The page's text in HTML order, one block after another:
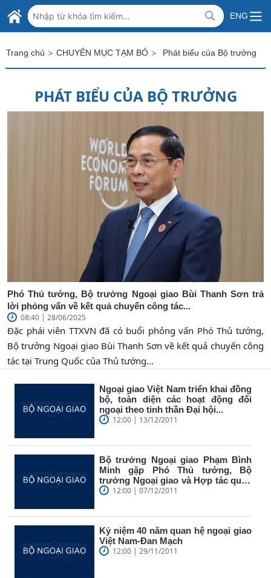
Skip to Main Content
BỘ NGOẠI GIAO VIỆT NAM
MINISTRY OF FOREIGN AFFAIRS
ENG
Trang chủ > CHUYÊN MỤC TẠM BỎ > Phát biểu của Bộ trưởng
PHÁT BIỂU CỦA BỘ TRƯỞNG
Phó Thủ tướng, Bộ trưởng Ngoại giao Bùi Thanh Sơn trả
lời phỏng vấn về kết quả chuyến công tác...
08:40 | 28/06/2025
Đặc phái viên TTXVN đã có buổi phỏng vấn Phó Thủ tướng,
Bộ trưởng Ngoại giao Bùi Thanh Sơn về kết quả chuyến công
tác tại Trung Quốc của Thủ tướng...
Ngoại giao Việt Nam triển khai đồng
bộ, toàn diện các hoạt động đối
ngoại theo tinh thần Đại hội...
12:00 | 13/12/2011
Bộ trưởng Ngoại giao Phạm Bình
Minh gặp Phó Thủ tướng, Bộ
trưởng Ngoại giao và Hợp tác quốc
tế...12:00 | 07/12/2011
Kỷ niệm 40 năm quan hệ ngoại giao
Việt Nam-Đan Mạch
12:00 | 29/11/2011